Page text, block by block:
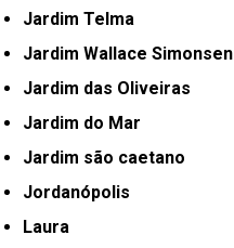
Jardim Telma
Jardim Wallace Simonsen
Jardim das Oliveiras
Jardim do Mar
Jardim são caetano
Jordanópolis
Laura